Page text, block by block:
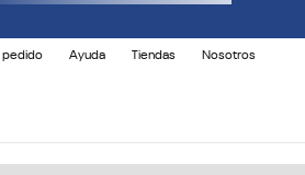
pedido Ayuda Tiendas Nosotros